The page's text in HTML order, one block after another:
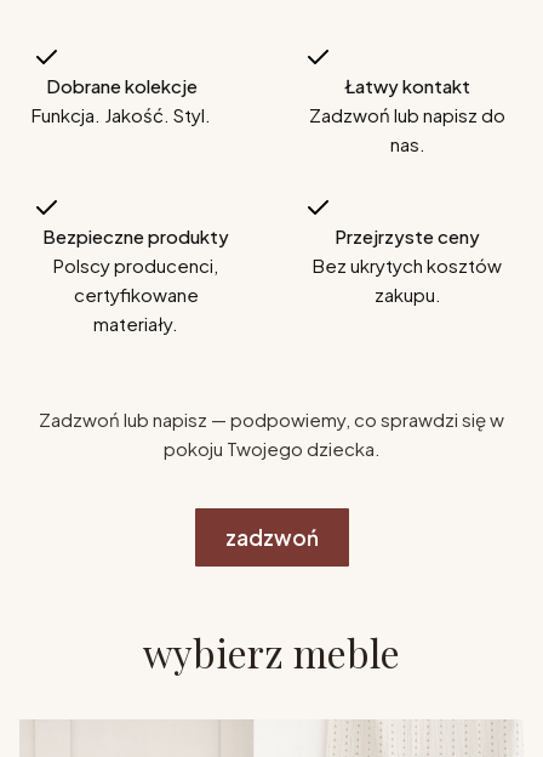
Dobrane kolekcje
Funkcja. Jakość. Styl.
Łatwy kontakt
Zadzwoń lub napisz do
nas.
Bezpieczne produkty
Polscy producenci,
certyfikowane
materiały.
Przejrzyste ceny
Bez ukrytych kosztów
zakupu.
Zadzwoń lub napisz — podpowiemy, co sprawdzi się w
pokoju Twojego dziecka.
zadzwoń
wybierz meble